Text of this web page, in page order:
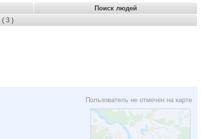
Поиск людей
( 3 )
Пользователь не отмечен на карте